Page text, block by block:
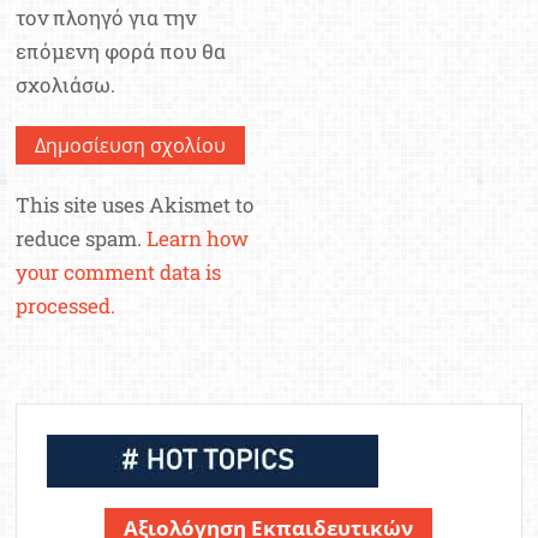
τον πλοηγό για την
επόμενη φορά που θα
σχολιάσω.
This site uses Akismet to
reduce spam.Learn how
your comment data is
processed.
Αξιολόγηση Εκπαιδευτικών